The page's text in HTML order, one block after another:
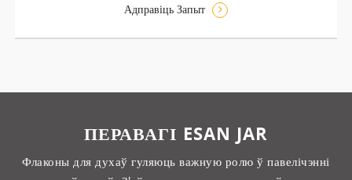
Адправіць Запыт
ПЕРАВАГІ ESAN JAR
Флаконы для духаў гуляюць важную ролю ў павелічэнні